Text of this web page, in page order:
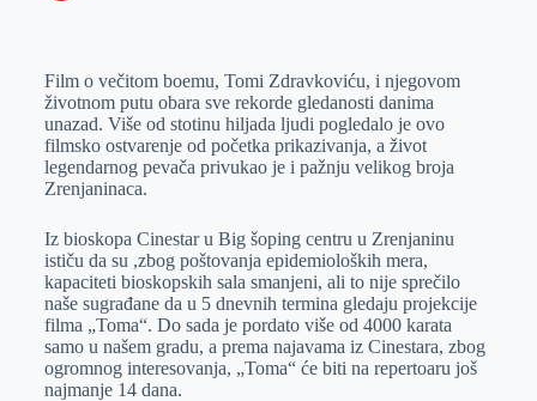
e
r
I
n
s
A
p
p
a
i
l
Film o večitom boemu, Tomi Zdravkoviću, i njegovom
životnom putu obara sve rekorde gledanosti danima
unazad. Više od stotinu hiljada ljudi pogledalo je ovo
filmsko ostvarenje od početka prikazivanja, a život
legendarnog pevača privukao je i pažnju velikog broja
Zrenjaninaca.
Iz bioskopa Cinestar u Big šoping centru u Zrenjaninu
ističu da su ,zbog poštovanja epidemioloških mera,
kapaciteti bioskopskih sala smanjeni, ali to nije sprečilo
naše sugrađane da u 5 dnevnih termina gledaju projekcije
filma „Toma“. Do sada je pordato više od 4000 karata
samo u našem gradu, a prema najavama iz Cinestara, zbog
ogromnog interesovanja, „Toma“ će biti na repertoaru još
najmanje 14 dana.